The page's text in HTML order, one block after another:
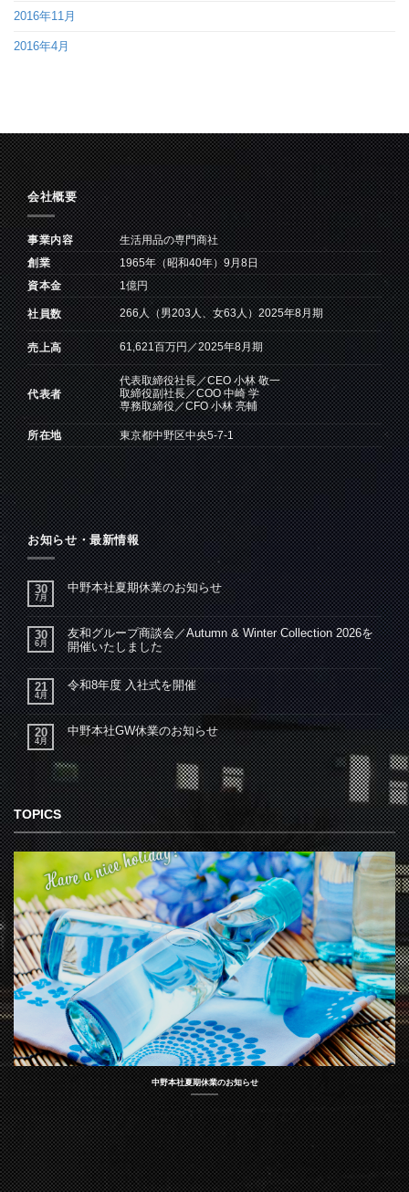
2016年11月
2016年4月
会社概要
事業内容 生活用品の専門商社
創業 1965年（昭和40年）9月8日
資本金 1億円
社員数 266人（男203人、女63人）2025年8月期
売上高 61,621百万円／2025年8月期
代表者
代表取締役社長／CEO 小林 敬一
取締役副社長／COO 中崎 学
専務取締役／CFO 小林 亮輔
所在地 東京都中野区中央5-7-1
お知らせ・最新情報
30
7月
中野本社夏期休業のお知らせ
30
6月
友和グループ商談会／Autumn & Winter Collection 2026を
開催いたしました
21
4月
令和8年度 入社式を開催
20
4月
中野本社GW休業のお知らせ
TOPICS
中野本社夏期休業のお知らせ